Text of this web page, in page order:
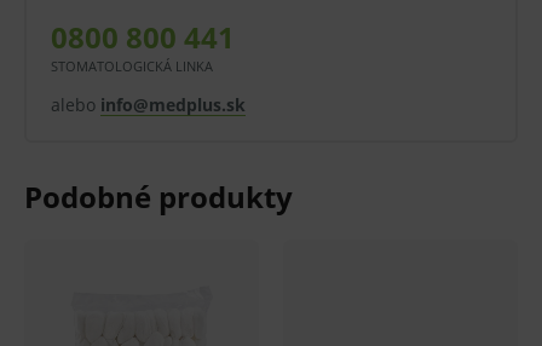
veľkosť vlašský orech 2 – veľkosť 2
Zloženie:
Oblasť použitia:
100 ks v balení
0800 800 441
STOMATOLOGICKÁ LINKA
alebo info@medplus.sk